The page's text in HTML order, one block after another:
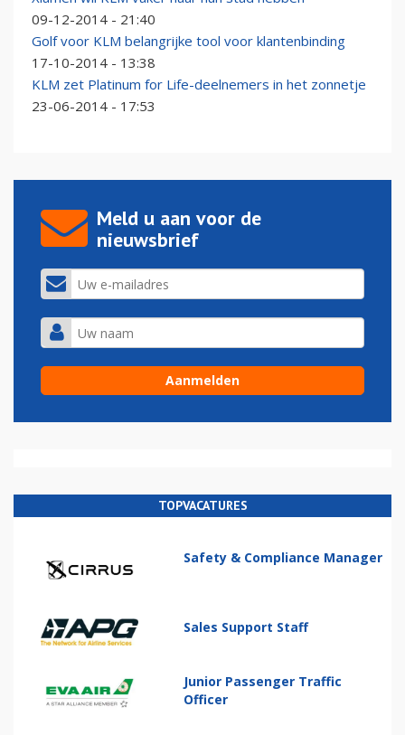
09-12-2014 - 21:40
Golf voor KLM belangrijke tool voor klantenbinding
17-10-2014 - 13:38
KLM zet Platinum for Life-deelnemers in het zonnetje
23-06-2014 - 17:53
Meld u aan voor de
nieuwsbrief
TOPVACATURES
Safety & Compliance Manager
Sales Support Staff
Junior Passenger Traffic
Officer